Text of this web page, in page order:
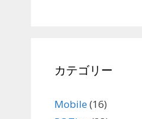
カテゴリー
Mobile(16)